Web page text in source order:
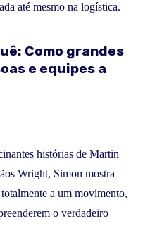
até mesmo na logística.
Como grandes
e equipes a
histórias de Martin
Wright, Simon mostra
a um movimento,
o verdadeiro